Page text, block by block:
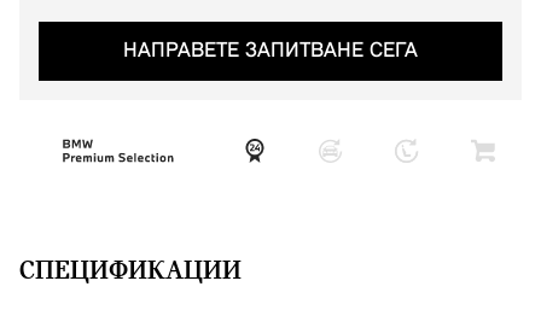
НАПРАВЕТЕ ЗАПИТВАНЕ СЕГА
СПЕЦИФИКАЦИИ